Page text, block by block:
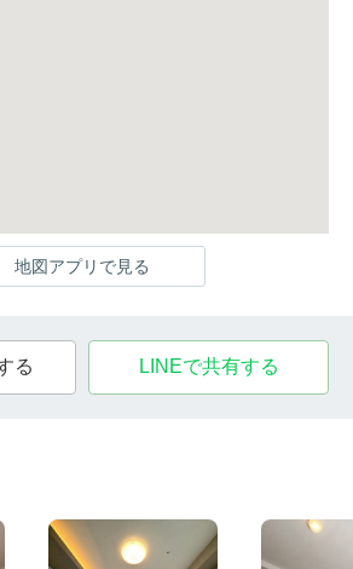
地図アプリで見る
る LINEで共有する